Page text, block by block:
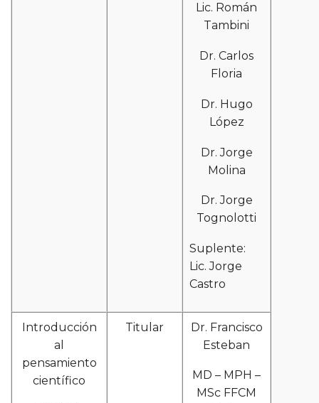
Lic. Román
Tambini
Dr. Carlos
Floria
Dr. Hugo
López
Dr. Jorge
Molina
Dr. Jorge
Tognolotti
Suplente:
Lic. Jorge
Castro
Introducción
al
pensamiento
científico
Titular
Dr. Francisco
Esteban
MD – MPH –
MSc FFCM